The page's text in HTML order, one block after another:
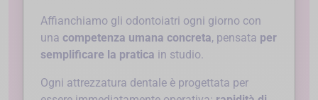
Affianchiamo gli odontoiatri ogni giorno con
una competenza umana concreta, pensata per
semplificare la pratica in studio.
Ogni attrezzatura dentale è progettata per